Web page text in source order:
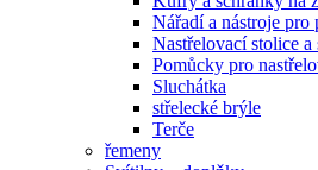
Nářadí a nástroje pro
Nastřelovací stolice a
Pomůcky pro
Sluchátka
střelecké brýle
Terče
řemeny